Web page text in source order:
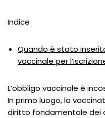
Indice
Quando è stato
vaccinale per
L’obbligo vaccinale è
In primo luogo, la
diritto fondamentale dei